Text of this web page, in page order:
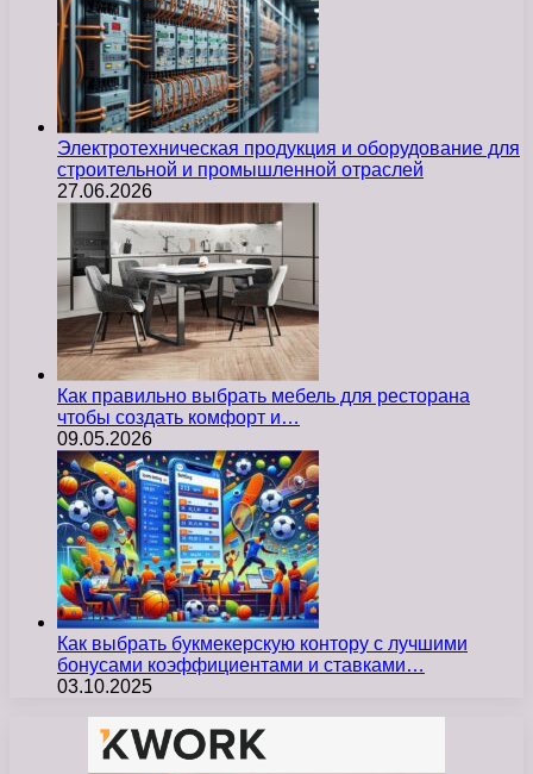
Электротехническая продукция и оборудование для
строительной и промышленной отраслей
27.06.2026
Как правильно выбрать мебель для ресторана
чтобы создать комфорт и…
09.05.2026
Как выбрать букмекерскую контору с лучшими
бонусами коэффициентами и ставками…
03.10.2025